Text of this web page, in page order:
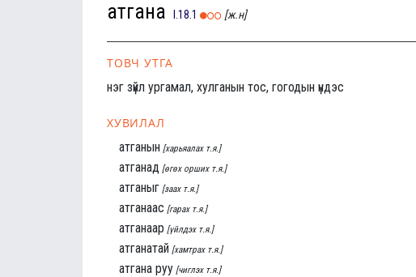
атгана I.18.1 [ж.н]
ТОВЧ УТГА
нэг зүйл ургамал, хулганын тос, гогодын үндэс
ХУВИЛАЛ
атганын [харьяалах т.я.]
атганад [өгөх орших т.я.]
атганыг [заах т.я.]
атганаас [гарах т.я.]
атганаар [үйлдэх т.я.]
атганатай [хамтрах т.я.]
атгана руу [чиглэх т.я.]